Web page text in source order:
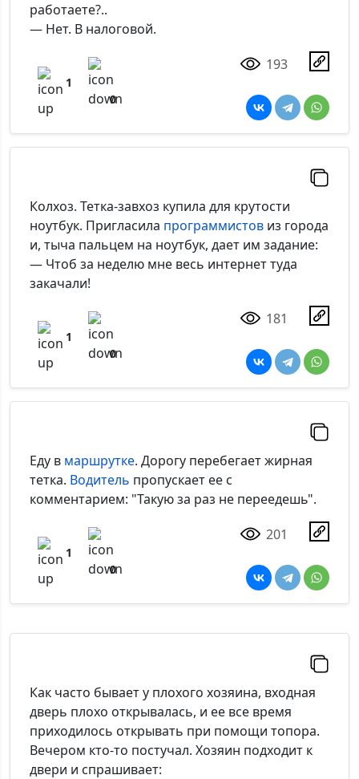
работаете?..
— Нет. В налоговой.
1
0
193
Колхоз. Тетка-завхоз купила для крутости
ноутбук. Пригласила программистов из города
и, тыча пальцем на ноутбук, дает им задание:
— Чтоб за неделю мне весь интернет туда
закачали!
1
0
181
Еду в маршрутке. Дорогу перебегает жирная
тетка. Водитель пропускает ее с
комментарием: "Такую за раз не переедешь".
1
0
201
Как часто бывает у плохого хозяина, входная
дверь плохо открывалась, и ее все время
приходилось открывать при помощи топора.
Вечером кто-то постучал. Хозяин подходит к
двери и спрашивает: